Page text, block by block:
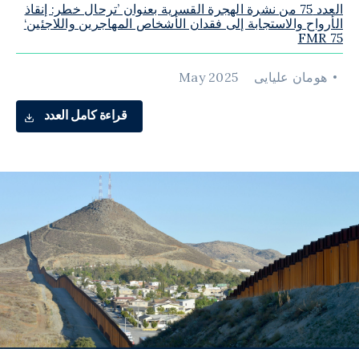
العدد 75 من نشرة الهجرة القسرية بعنوان ’ترحال خطر: إنقاذ
الأرواح والاستجابة إلى فقدان الأشخاص المهاجرين واللاجئين‘
FMR 75
هومان علیایی May 2025
قراءة كامل العدد